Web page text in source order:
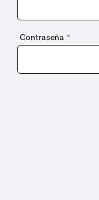
Contraseña *